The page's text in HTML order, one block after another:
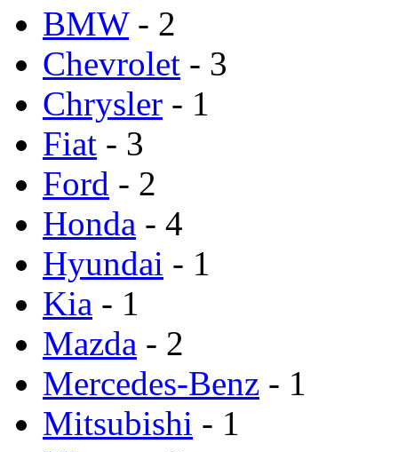
BMW- 2
Chevrolet - 3
Chrysler - 1
Fiat - 3
Ford - 2
Honda - 4
Hyundai - 1
Kia - 1
Mazda - 2
Mercedes-Benz - 1
Mitsubishi - 1